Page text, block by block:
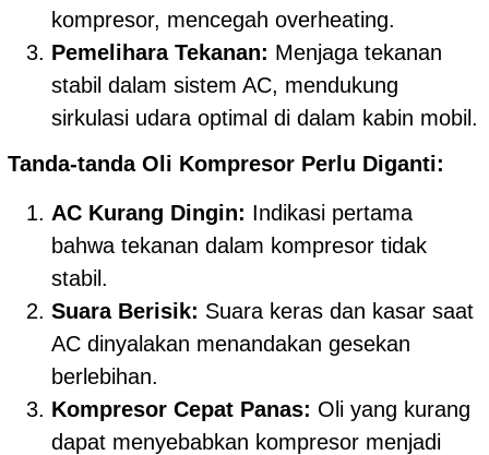
kompresor, mencegah overheating.
Pemelihara Tekanan: Menjaga tekanan
stabil dalam sistem AC, mendukung
sirkulasi udara optimal di dalam kabin mobil.
Tanda-tanda Oli Kompresor Perlu Diganti:
AC Kurang Dingin: Indikasi pertama
bahwa tekanan dalam kompresor tidak
stabil.
Suara Berisik: Suara keras dan kasar saat
AC dinyalakan menandakan gesekan
berlebihan.
Kompresor Cepat Panas: Oli yang kurang
dapat menyebabkan kompresor menjadi